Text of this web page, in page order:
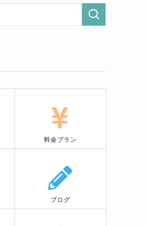
料金プラン
ブログ